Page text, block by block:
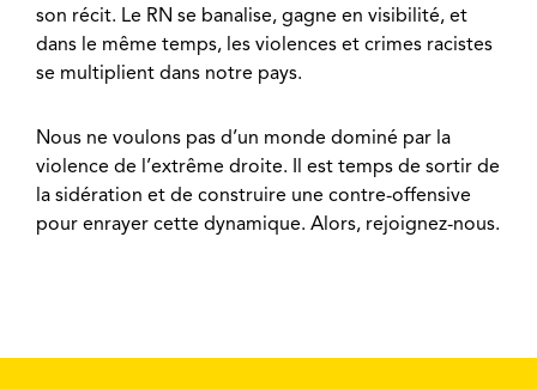
son récit. Le RN se banalise, gagne en visibilité, et
dans le même temps, les violences et crimes racistes
se multiplient dans notre pays.
Nous ne voulons pas d’un monde dominé par la
violence de l’extrême droite. Il est temps de sortir de
la sidération et de construire une contre-offensive
pour enrayer cette dynamique. Alors, rejoignez-nous.